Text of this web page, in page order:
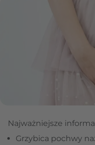
Najważniejsze
Grzybica pochwy